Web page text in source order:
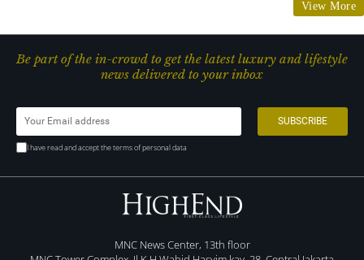
View More
Be part of the in-crowd to get the latest luxury and lifestyle
news delivered to your inbox
I have read and accept the terms of personal data
MNC News Center, 13th floor